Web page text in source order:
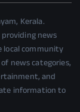
Kerala.
news
local community
news categories,
and
information to